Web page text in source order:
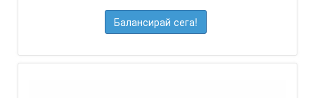
Балансирай сега!